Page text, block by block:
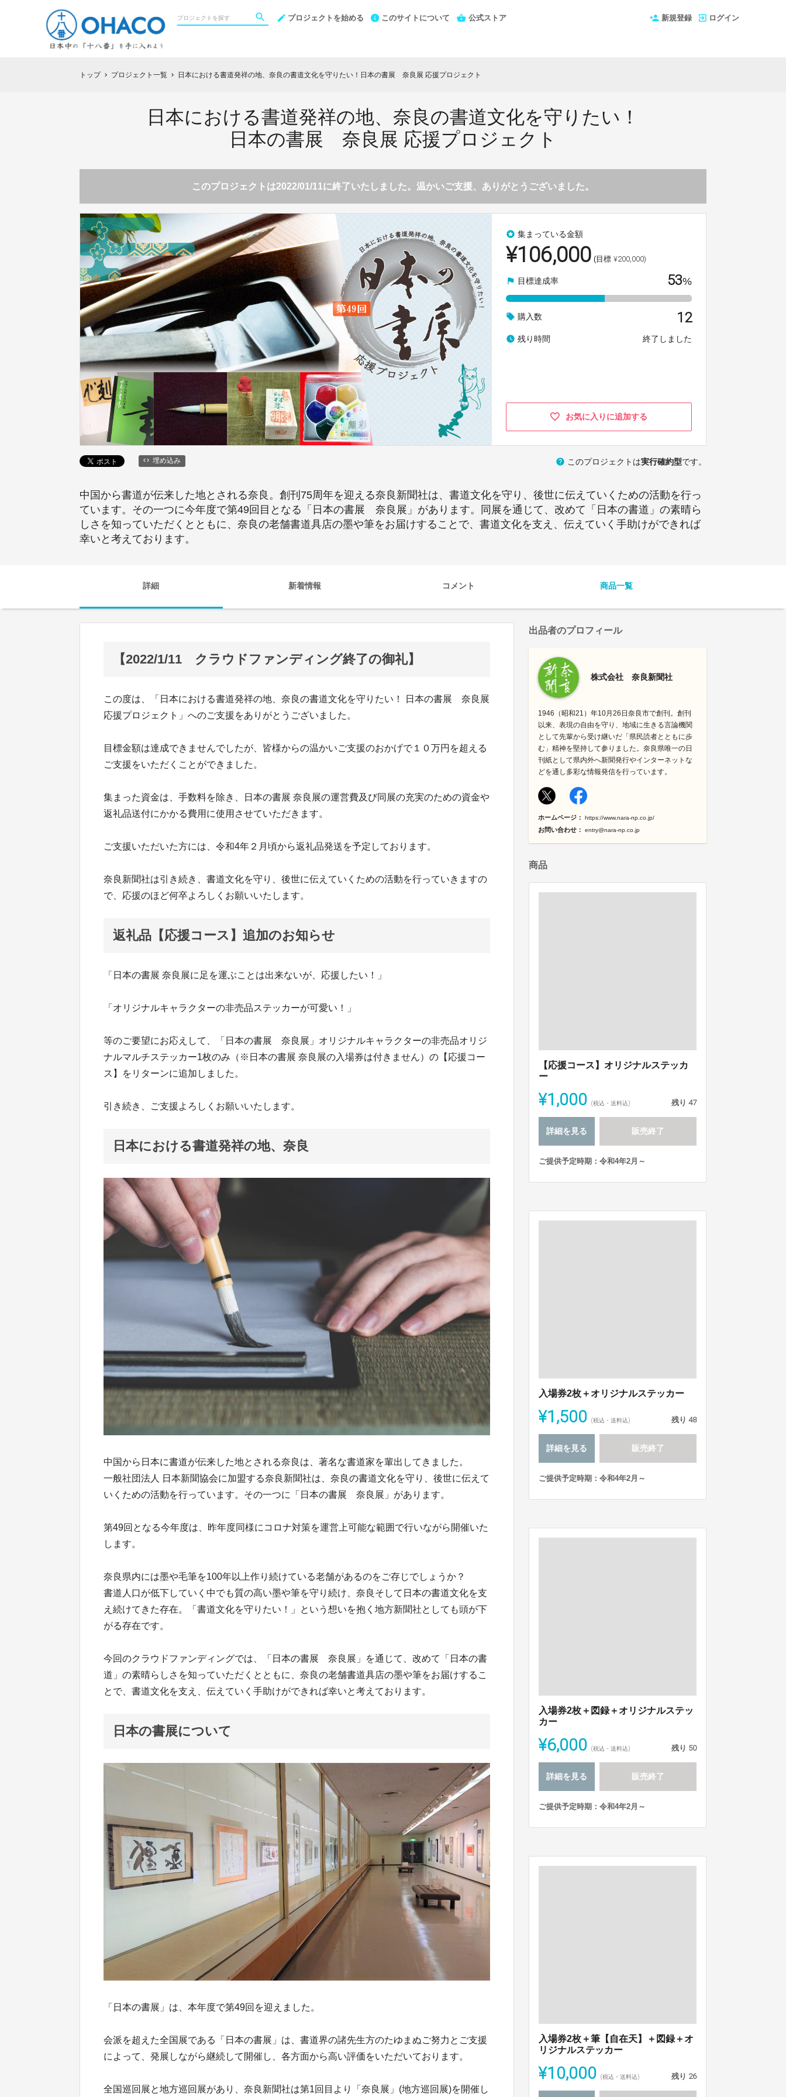
プロジェクトを始める このサイトについて 公式ストア 新規登録 ログイン
トップ chevron_right プロジェクト一覧 chevron_right 日本における書道発祥の地、奈良の書道文化を守りたい！日本の書展 奈良展 応援プロジェクト
日本における書道発祥の地、奈良の書道文化を守りたい！
日本の書展 奈良展 応援プロジェクト
このプロジェクトは2022/01/11に終了いたしました。温かいご支援、ありがとうございました。
stars 集まっている金額
¥106,000 (目標 ¥200,000)
flag 目標達成率 53%
local_offer 購入数 12
watch_later 残り時間 終了しました
お気に入りに追加する
埋め込み help このプロジェクトは実行確約型です。
中国から書道が伝来した地とされる奈良。創刊75周年を迎える奈良新聞社は、書道文化を守り、後世に伝えていくための活動を行っ
ています。その一つに今年度で第49回目となる「日本の書展 奈良展」があります。同展を通じて、改めて「日本の書道」の素晴ら
しさを知っていただくとともに、奈良の老舗書道具店の墨や筆をお届けすることで、書道文化を支え、伝えていく手助けができれば
幸いと考えております。
詳細 新着情報 コメント 商品一覧
【2022/1/11 クラウドファンディング終了の御礼】
この度は、「日本における書道発祥の地、奈良の書道文化を守りたい！ 日本の書展 奈良展
応援プロジェクト」へのご支援をありがとうございました。
目標金額は達成できませんでしたが、皆様からの温かいご支援のおかげで１０万円を超える
ご支援をいただくことができました。
集まった資金は、手数料を除き、日本の書展 奈良展の運営費及び同展の充実のための資金や
返礼品送付にかかる費用に使用させていただきます。
ご支援いただいた方には、令和4年２月頃から返礼品発送を予定しております。
奈良新聞社は引き続き、書道文化を守り、後世に伝えていくための活動を行っていきますの
で、応援のほど何卒よろしくお願いいたします。
返礼品【応援コース】追加のお知らせ
「日本の書展 奈良展に足を運ぶことは出来ないが、応援したい！」
「オリジナルキャラクターの非売品ステッカーが可愛い！」
等のご要望にお応えして、「日本の書展 奈良展」オリジナルキャラクターの非売品オリジ
ナルマルチステッカー1枚のみ（※日本の書展 奈良展の入場券は付きません）の【応援コー
ス】をリターンに追加しました。
引き続き、ご支援よろしくお願いいたします。
日本における書道発祥の地、奈良
中国から日本に書道が伝来した地とされる奈良は、著名な書道家を輩出してきました。
一般社団法人 日本新聞協会に加盟する奈良新聞社は、奈良の書道文化を守り、後世に伝えて
いくための活動を行っています。その一つに「日本の書展 奈良展」があります。
第49回となる今年度は、昨年度同様にコロナ対策を運営上可能な範囲で行いながら開催いた
します。
奈良県内には墨や毛筆を100年以上作り続けている老舗があるのをご存じでしょうか？
書道人口が低下していく中でも質の高い墨や筆を守り続け、奈良そして日本の書道文化を支
え続けてきた存在。「書道文化を守りたい！」という想いを抱く地方新聞社としても頭が下
がる存在です。
今回のクラウドファンディングでは、「日本の書展 奈良展」を通じて、改めて「日本の書
道」の素晴らしさを知っていただくとともに、奈良の老舗書道具店の墨や筆をお届けするこ
とで、書道文化を支え、伝えていく手助けができれば幸いと考えております。
日本の書展について
「日本の書展」は、本年度で第49回を迎えました。
会派を超えた全国展である「日本の書展」は、書道界の諸先生方のたゆまぬご努力とご支援
によって、発展しながら継続して開催し、各方面から高い評価をいただいております。
全国巡回展と地方巡回展があり、奈良新聞社は第1回目より「奈良展」(地方巡回展)を開催し
出品者のプロフィール
株式会社 奈良新聞社
1946（昭和21）年10月26日奈良市で創刊。創刊
以来、表現の自由を守り、地域に生きる言論機関
として先輩から受け継いだ「県民読者とともに歩
む」精神を堅持して参りました。奈良県唯一の日
刊紙として県内外へ新聞発行やインターネットな
どを通し多彩な情報発信を行っています。
ホームページ： https://www.nara-np.co.jp/
お問い合わせ： entry@nara-np.co.jp
商品
【応援コース】オリジナルステッカ
ー
¥1,000 (税込・送料込) 残り 47
詳細を見る 販売終了
ご提供予定時期：令和4年2月～
入場券2枚＋オリジナルステッカー
¥1,500 (税込・送料込) 残り 48
詳細を見る 販売終了
ご提供予定時期：令和4年2月～
入場券2枚＋図録＋オリジナルステッ
カー
¥6,000 (税込・送料込) 残り 50
詳細を見る 販売終了
ご提供予定時期：令和4年2月～
入場券2枚＋筆【自在天】＋図録＋オ
リジナルステッカー
¥10,000 (税込・送料込) 残り 26